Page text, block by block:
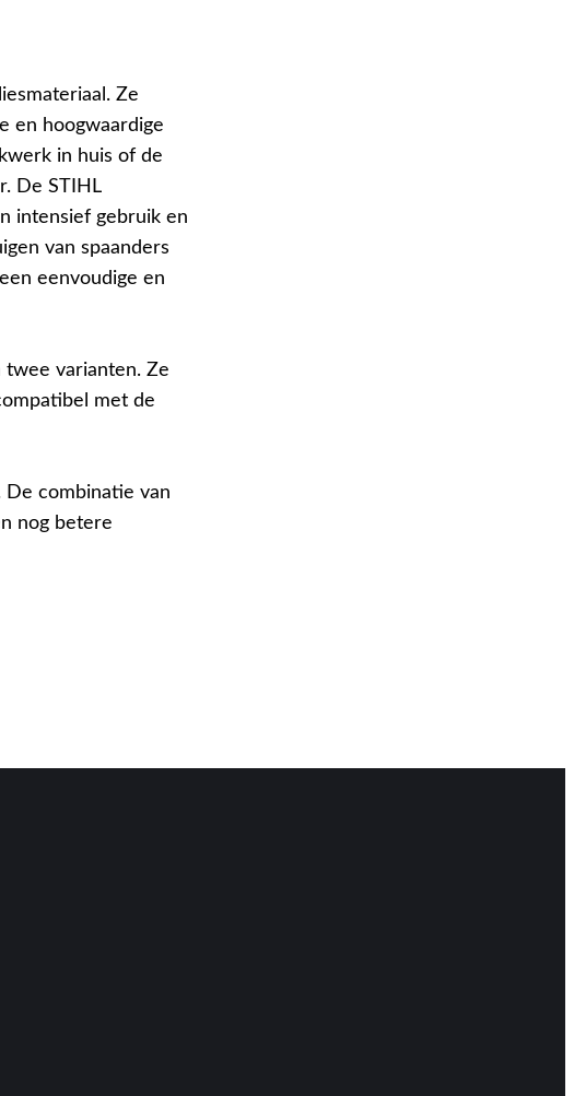
Ze
en hoogwaardige
in huis of de
De STIHL
intensief gebruik en
van spaanders
eenvoudige en
twee varianten. Ze
met de
combinatie van
nog betere